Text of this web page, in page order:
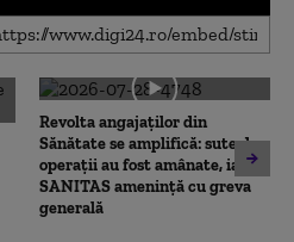
Revolta angajaților din
Sănătate se amplifică: sute de
operații au fost amânate, iar
SANITAS amenință cu greva
generală